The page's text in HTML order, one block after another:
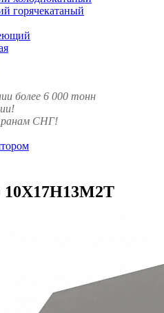
горячекатаный
более 6 000 тонн
СНГ!
10Х17Н13М2Т